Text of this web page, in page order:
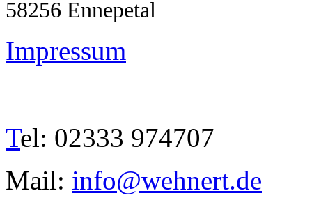
58256 Ennepetal
Impressum
Tel: 02333 974707
Mail: info@wehnert.de